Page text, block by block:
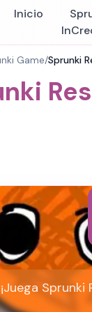
Inicio
Game/Sprunki
¡Juega